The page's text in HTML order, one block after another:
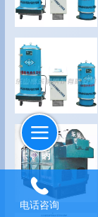
电话咨询